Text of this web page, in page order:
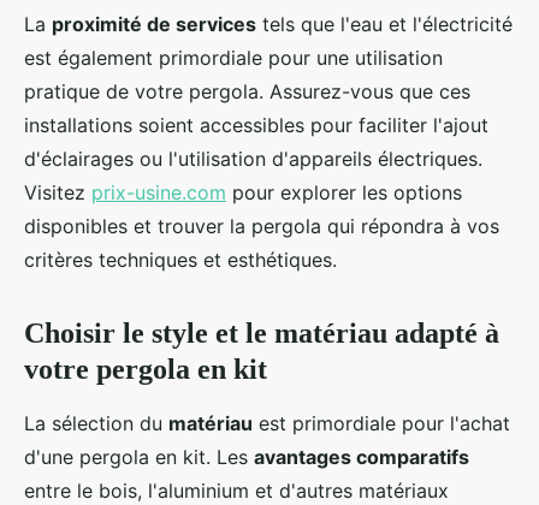
La proximité de services tels que l'eau et l'électricité
est également primordiale pour une utilisation
pratique de votre pergola. Assurez-vous que ces
installations soient accessibles pour faciliter l'ajout
d'éclairages ou l'utilisation d'appareils électriques.
Visitez prix-usine.com pour explorer les options
disponibles et trouver la pergola qui répondra à vos
critères techniques et esthétiques.
Choisir le style et le matériau adapté à
votre pergola en kit
La sélection du matériau est primordiale pour l'achat
d'une pergola en kit. Les avantages comparatifs
entre le bois, l'aluminium et d'autres matériaux